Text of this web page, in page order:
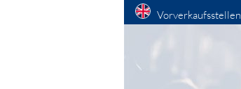
Vorverkaufsstellen